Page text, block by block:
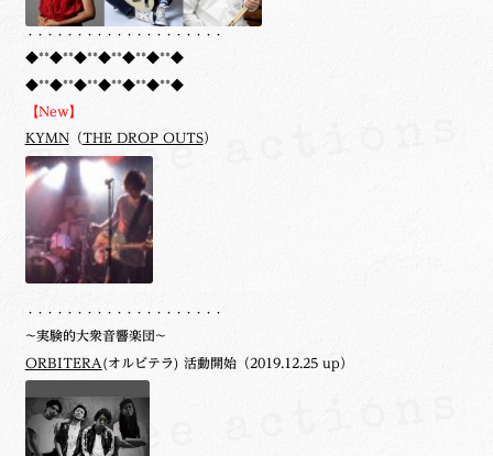
・・・・・・・・・・・・・・・・・・・・
◆**◆**◆**◆**◆**◆**◆
◆**◆**◆**◆**◆**◆**◆
【New】
KYMN（THE DROP OUTS）
・・・・・・・・・・・・・・・・・・・・
~実験的大衆音響楽団~
ORBITERA (オルビテラ) 活動開始（2019.12.25 up）